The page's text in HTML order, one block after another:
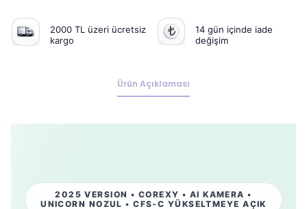
2000 TL üzeri ücretsiz
kargo
14 gün içinde iade
değişim
Ürün Açıklaması
2025 VERSION • COREXY • AI KAMERA •
UNICORN NOZUL • CFS‑C YÜKSELTMEYE AÇIK